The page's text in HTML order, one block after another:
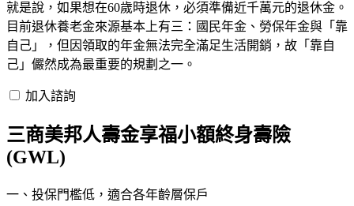
就是說，如果想在60歲時退休，必須準備近千萬元的退休金。
目前退休養老金來源基本上有三：國民年金、勞保年金與「靠
自己」，但因領取的年金無法完全滿足生活開銷，故「靠自
己」儼然成為最重要的規劃之一。
加入諮詢
三商美邦人壽金享福小額終身壽險
(GWL)
一、投保門檻低，適合各年齡層保戶